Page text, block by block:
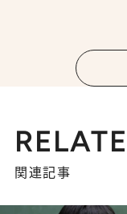
関連記事